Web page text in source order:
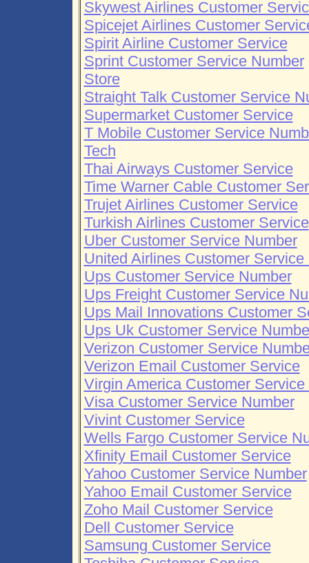
Skywest Airlines Customer
Spicejet Airlines Customer
Spirit Airline Customer Service
Sprint Customer Service Number
Store
Straight Talk Customer Service
Supermarket Customer Service
T Mobile Customer Service
Tech
Thai Airways Customer Service
Time Warner Cable Customer
Trujet Airlines Customer Service
Turkish Airlines Customer Service
Uber Customer Service Number
United Airlines Customer Service
Ups Customer Service Number
Ups Freight Customer Service
Ups Mail Innovations Customer
Ups Uk Customer Service
Verizon Customer Service
Verizon Email Customer Service
Virgin America Customer Service
Visa Customer Service Number
Vivint Customer Service
Wells Fargo Customer Service
Xfinity Email Customer Service
Yahoo Customer Service Number
Yahoo Email Customer Service
Zoho Mail Customer Service
Dell Customer Service
Samsung Customer Service